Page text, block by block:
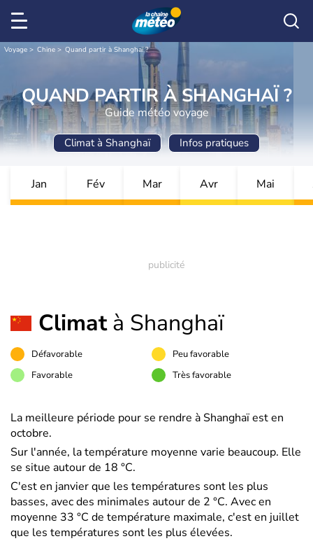
Voyage Chine Quand partir à Shanghaï ?
QUAND PARTIR À SHANGHAÏ ?
Guide météo voyage
Climat à Shanghaï Infos pratiques
Jan Fév Mar Avr Mai
Climatà Shanghaï
Défavorable
Peu favorable
Favorable
Très favorable
La meilleure période pour se rendre à Shanghaï est en
octobre.
Sur l'année, la température moyenne varie beaucoup. Elle
se situe autour de 18 °C.
C'est en janvier que les températures sont les plus
basses, avec des minimales autour de 2 °C. Avec en
moyenne 33 °C de température maximale, c'est en juillet
que les températures sont les plus élevées.